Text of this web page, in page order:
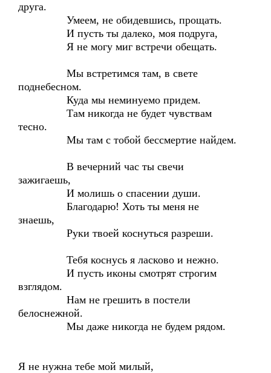
друга.
Умеем, не обидевшись, прощать.
И пусть ты далеко, моя подруга,
Я не могу миг встречи обещать.
Мы встретимся там, в свете
поднебесном.
Куда мы неминуемо придем.
Там никогда не будет чувствам
тесно.
Мы там с тобой бессмертие найдем.
В вечерний час ты свечи
зажигаешь,
И молишь о спасении души.
Благодарю! Хоть ты меня не
знаешь,
Руки твоей коснуться разреши.
Тебя коснусь я ласково и нежно.
И пусть иконы смотрят строгим
взглядом.
Нам не грешить в постели
белоснежной.
Мы даже никогда не будем рядом.
Я не нужна тебе мой милый,